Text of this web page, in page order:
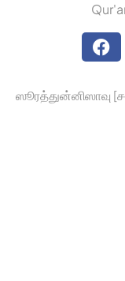
Mufti Omar
ஸூரத்துன்னிஸாவு